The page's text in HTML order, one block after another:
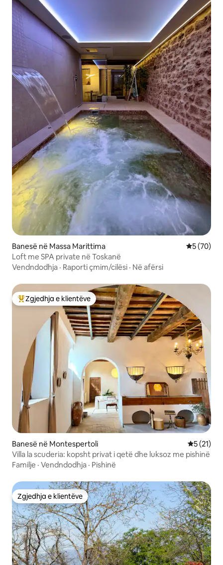
Banesë në Massa Marittima Vlerësimi
5 (70)
Loft me SPA private në Toskanë
Vendndodhja · Raporti çmim/cilësi · Në afërsi
Më të mirat e zgjedhjeve të klientëve
Zgjedhja e klientëve
Banesë në Montespertoli Vlerësimi
5 (21)
Villa la scuderia: kopsht privat i qetë dhe luksoz me pishinë
Familje · Vendndodhja · Pishinë
Zgjedhja e klientëve
Zgjedhja e klientëve